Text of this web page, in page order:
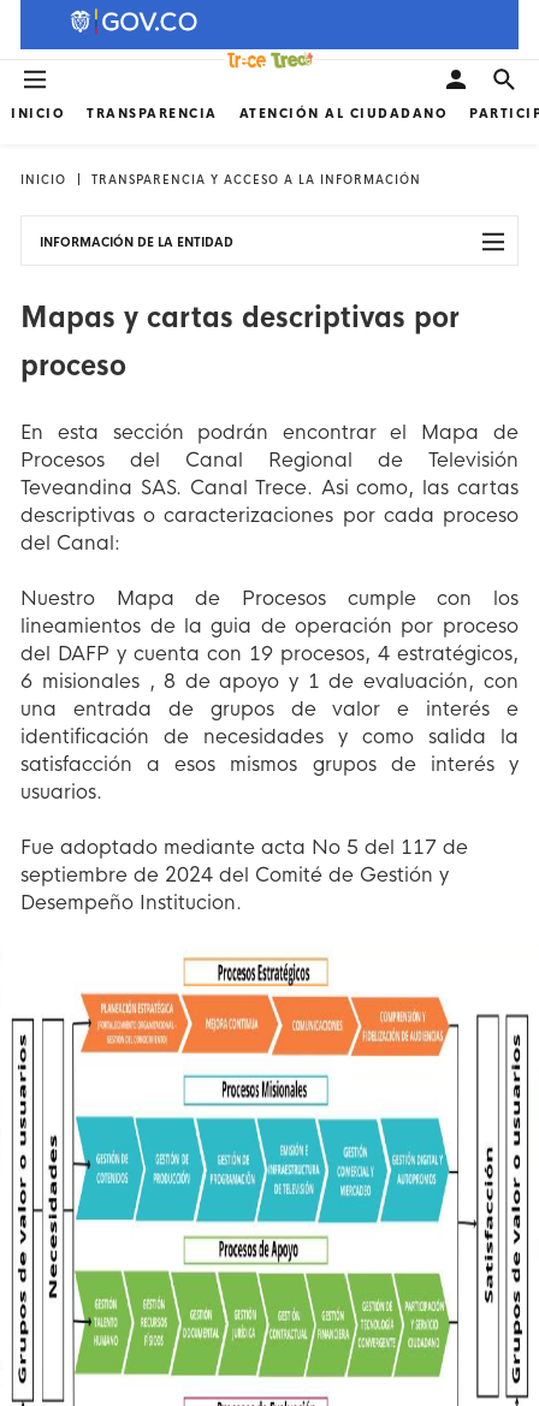
INICIO TRANSPARENCIA ATENCIÓN AL CIUDADANO
INICIO TRANSPARENCIA Y ACCESO A LA INFORMACIÓN
INFORMACIÓN DE LA ENTIDAD
Mapas y cartas descriptivas por
proceso
En esta sección podrán encontrar el Mapa de
Procesos del Canal Regional de Televisión
Teveandina SAS. Canal Trece. Asi como, las cartas
descriptivas o caracterizaciones por cada proceso
del Canal:
Nuestro Mapa de Procesos cumple con los
lineamientos de la guia de operación por proceso
del DAFP y cuenta con 19 procesos, 4 estratégicos,
6 misionales , 8 de apoyo y 1 de evaluación, con
una entrada de grupos de valor e interés e
identificación de necesidades y como salida la
satisfacción a esos mismos grupos de interés y
usuarios.
Fue adoptado mediante acta No 5 del 117 de
septiembre de 2024 del Comité de Gestión y
Desempeño Institucion.